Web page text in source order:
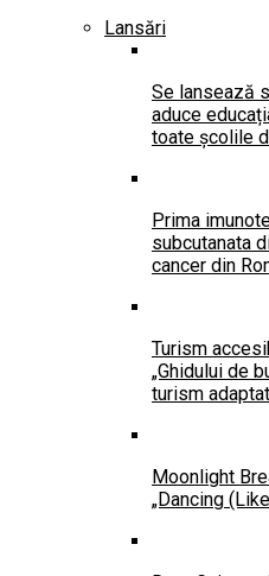
Lansări
Se lansează
aduce
toate școlile
Prima
subcutanata
cancer din
Turism
„Ghidului de
turism
Moonlight
„Dancing